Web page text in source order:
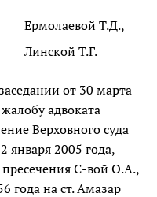
Ермолаевой Т.Д.,
Линской Т.Г.
от 30 марта
адвоката
Верховного суда
января 2005 года,
С-вой О.А.,
года на ст. Амазар